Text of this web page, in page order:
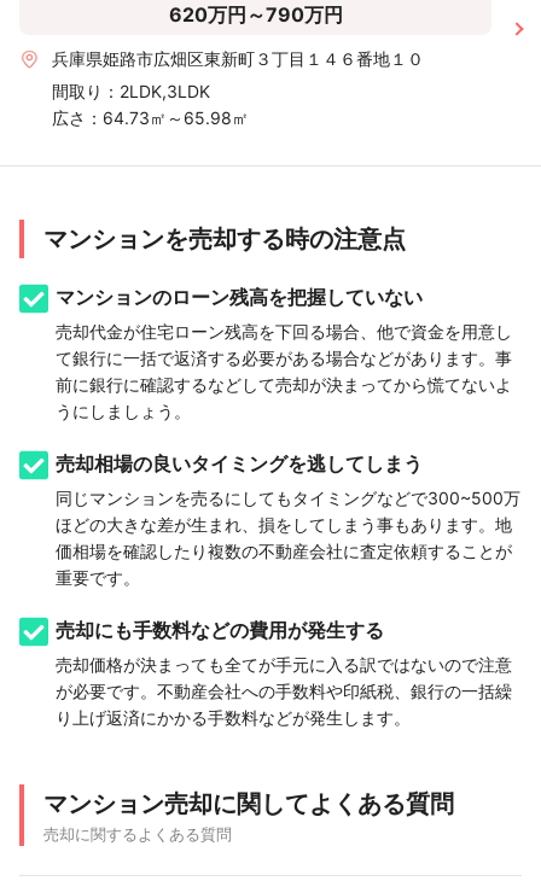
620万円～790万円
兵庫県姫路市広畑区東新町３丁目１４６番地１０
間取り： 2LDK,3LDK
広さ： 64.73㎡～65.98㎡
マンションを売却する時の注意点
マンションのローン残高を把握していない
売却代金が住宅ローン残高を下回る場合、他で資金を用意し
て銀行に一括で返済する必要がある場合などがあります。事
前に銀行に確認するなどして売却が決まってから慌てないよ
うにしましょう。
売却相場の良いタイミングを逃してしまう
同じマンションを売るにしてもタイミングなどで300~500万
ほどの大きな差が生まれ、損をしてしまう事もあります。地
価相場を確認したり複数の不動産会社に査定依頼することが
重要です。
売却にも手数料などの費用が発生する
売却価格が決まっても全てが手元に入る訳ではないので注意
が必要です。不動産会社への手数料や印紙税、銀行の一括繰
り上げ返済にかかる手数料などが発生します。
マンション売却に関してよくある質問
売却に関するよくある質問